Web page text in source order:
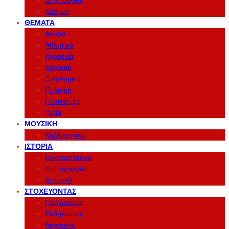
Κόσμος
ΘΈΜΑΤΑ
Αγορά
Αθλητικά
Αγροτικά
Εργασία
Οικονομικά
Πολιτική
Πολιτισμός
Υγεία
ΜΟΥΣΙΚΉ
Καλλιτεχνικά
ΙΣΤΟΡΊΑ
Εγκαταστάσεις
Φωτογραφίες
Ιστορικό
ΣΤΟΧΕΎΟΝΤΑΣ
Πρόγραμμα
Εκδηλώσεις
Ακροατές